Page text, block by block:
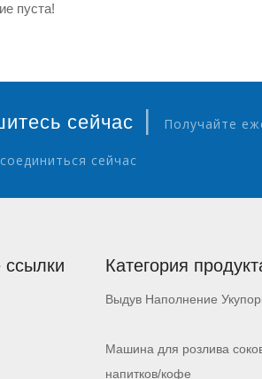
пуста!
сейчас | Получайте
сейчас
Категория
Выдув Наполнение
Машина для розлива
напитков/кофе